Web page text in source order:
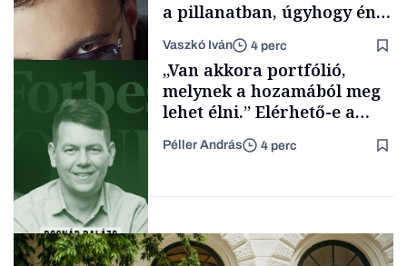
Content Lab HUB
Forbes-sztori
a pillanatban, úgyhogy én
a legsarkosabb
gondolataimat akartam
kimondani
Vaszkó Iván 4 perc
Podcast
„Van akkora portfólió,
melynek a hozamából meg
lehet élni.” Elérhető-e a
passzív jövedelem és az
anyagi függetlenség?
Péller András 4 perc